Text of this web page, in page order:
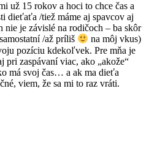
už 15 rokov a hoci to chce čas a
dieťaťa /tiež máme aj spavcov aj
nie je závislé na rodičoch – ba skôr
/až príliš
na môj vkus)
pozíciu kdekoľvek. Pre mňa je
pri zaspávaní viac, ako „akože“
má svoj čas… a ak ma dieťa
viem, že sa mi to raz vráti.